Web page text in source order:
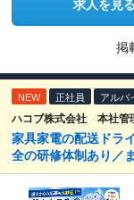
求人を見る
掲
NEW 正社員 アルバ
ハコブ株式会社 本社管
家具家電の配送ドラ
全の研修体制あり／